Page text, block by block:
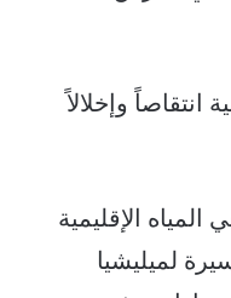
انتقاصاً وإخلالاً
الإقليمية
لميليشيا